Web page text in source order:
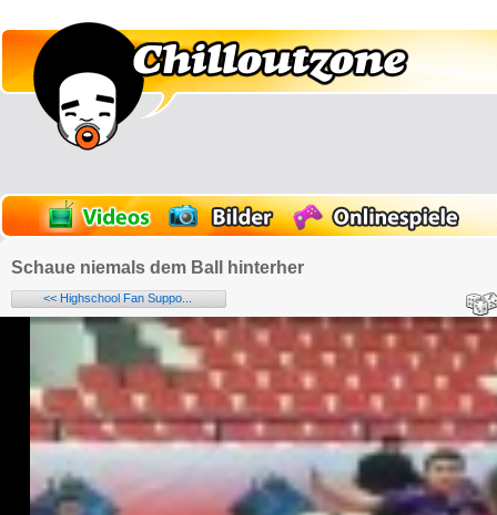
Schaue niemals dem Ball hinterher
<< Highschool Fan Suppo...